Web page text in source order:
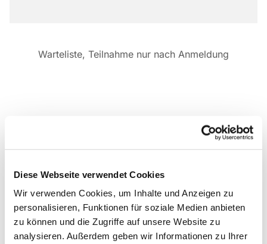
Diese Webseite verwendet Cookies
Wir verwenden Cookies, um Inhalte und Anzeigen zu
personalisieren, Funktionen für soziale Medien anbieten
zu können und die Zugriffe auf unsere Website zu
analysieren. Außerdem geben wir Informationen zu Ihrer
Warteliste, Teilnahme nur nach Anmeldung